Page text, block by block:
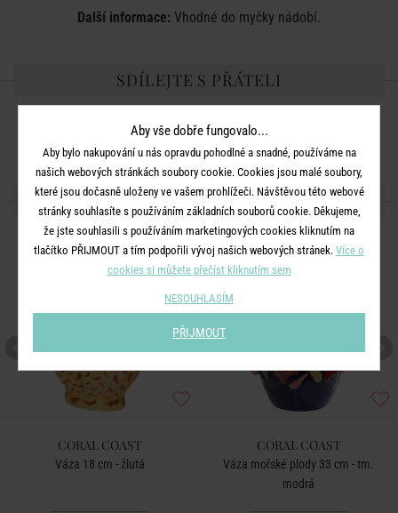
Další informace: Vhodné do myčky nádobí.
SDÍLEJTE S PŘÁTELI
DALŠÍ PRODUKTY ZE SÉRIE
CORAL COAST
Váza 18 cm - žlutá
NOVÉ!
CORAL COAST
Váza mořské plody 33 cm - tm.
modrá
Aby vše dobře fungovalo...
Aby bylo nakupování u nás opravdu pohodlné a snadné, používáme na
našich webových stránkách soubory cookie. Cookies jsou malé soubory,
které jsou dočasně uloženy ve vašem prohlížeči. Návštěvou této webové
stránky souhlasíte s používáním základních souborů cookie. Děkujeme,
že jste souhlasili s používáním marketingových cookies kliknutím na
tlačítko PŘIJMOUT a tím podpořili vývoj našich webových stránek. Více o
cookies si můžete přečíst kliknutím sem
NESOUHLASÍM
PŘIJMOUT